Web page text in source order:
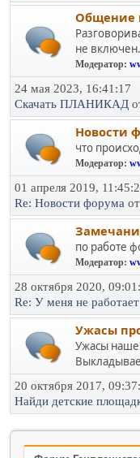
Общение
не включен.
Модератор:
24 мая 2023, 16:41:17
Скачать ПЛАНИКАД
Новости
что
Модератор:
01 апреля 2019,
Re: Новости форума от
по работе
Модератор:
28 октября 2020,
Re: У меня не
Ужасы
Ужасы
20 октября 2017,
Найди детские